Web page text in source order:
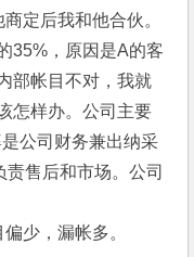
定后我和他合伙。
35%，原因是A的客
部帐目不对，我就
怎样办。公司主要
公司财务兼出纳采
售后和市场。公司
少，漏帐多。